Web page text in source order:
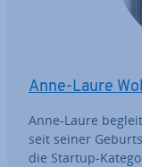
Anne-Laure
Anne-Laure
seit seiner
die Startup-